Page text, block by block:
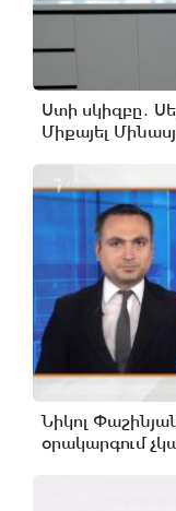
Ստի սկիզբը․
Միքայել
Նիկոլ
օրակարգում